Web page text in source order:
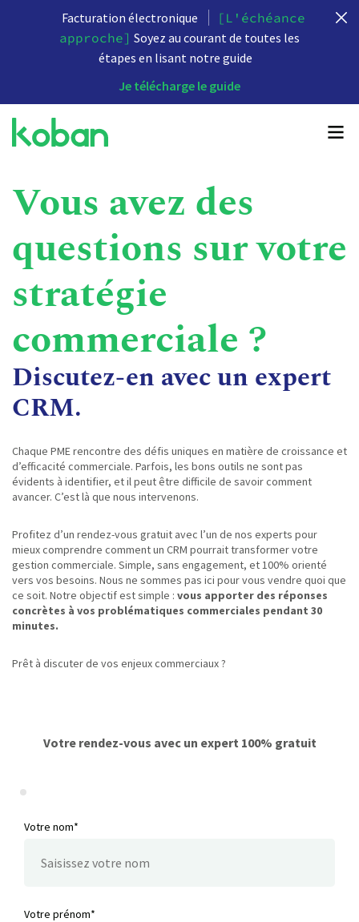
Facturation électronique
[L'échéance
approche] Soyez au courant de toutes les
étapes en lisant notre guide
Je télécharge le guide
Vous avez des
questions sur votre
stratégie
commerciale ?
Discutez-en avec un expert
CRM.
Chaque PME rencontre des défis uniques en matière de croissance et
d’efficacité commerciale. Parfois, les bons outils ne sont pas
évidents à identifier, et il peut être difficile de savoir comment
avancer. C’est là que nous intervenons.
Profitez d’un rendez-vous gratuit avec l’un de nos experts pour
mieux comprendre comment un CRM pourrait transformer votre
gestion commerciale. Simple, sans engagement, et 100% orienté
vers vos besoins. Nous ne sommes pas ici pour vous vendre quoi que
ce soit. Notre objectif est simple : vous apporter des réponses
concrètes à vos problématiques commerciales pendant 30
minutes.
Prêt à discuter de vos enjeux commerciaux ?
Votre rendez-vous avec un expert 100% gratuit
Votre nom*
Votre prénom*